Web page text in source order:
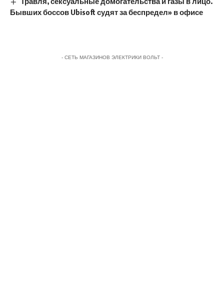
Бывших боссов Ubisoft судят за беспредел» в офисе
- СЕТЬ МАГАЗИНОВ ЭЛЕКТРИКИ ВОЛЬТ -